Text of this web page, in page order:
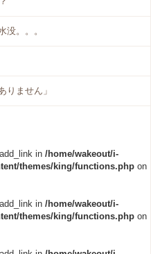
没。。。
りません」
in /home/wakeout/i-
themes/king/functions.php on
in /home/wakeout/i-
themes/king/functions.php on